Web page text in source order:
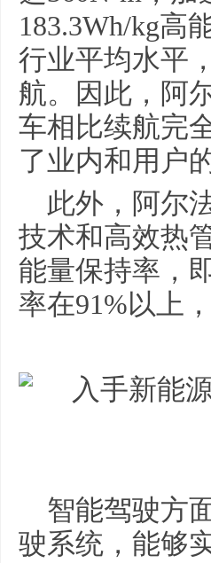
183.3Wh/kg高
行业平均水平
航。因此，阿
车相比续航完
了业内和用户
此外，阿尔
技术和高效热
能量保持率，
率在91%以上
智能驾驶方
驶系统，能够